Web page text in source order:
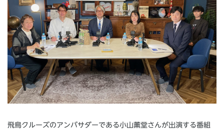
飛鳥クルーズのアンバサダーである小山薫堂さんが出演する番組